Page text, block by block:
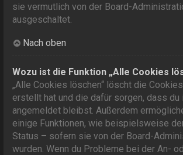
sie vermutlich von der Board-
ausgeschaltet.
Nach oben
Wozu ist die Funktion „Alle Cookies
„Alle Cookies löschen“ löscht die
erstellt hat und die dafür sorgen, dass du
angemeldet bleibst. Außerdem
einige Funktionen, wie beispielsweise
Status – sofern sie von der Board-
wurden. Wenn du Probleme bei der An-